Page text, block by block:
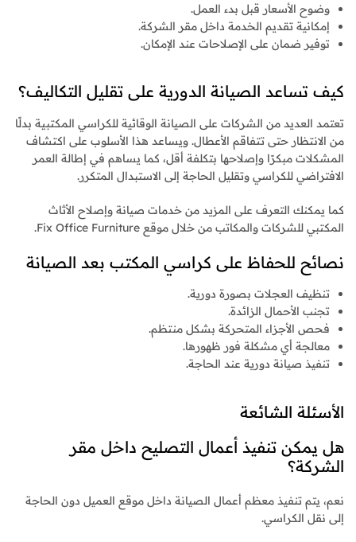
وضوح الأسعار قبل بدء العمل.
إمكانية تقديم الخدمة داخل مقر الشركة.
توفير ضمان على الإصلاحات عند الإمكان.
كيف تساعد الصيانة الدورية على تقليل التكاليف؟
تعتمد العديد من الشركات على الصيانة الوقائية للكراسي المكتبية بدلًا
من الانتظار حتى تتفاقم الأعطال. ويساعد هذا الأسلوب على اكتشاف
المشكلات مبكرًا وإصلاحها بتكلفة أقل، كما يساهم في إطالة العمر
الافتراضي للكراسي وتقليل الحاجة إلى الاستبدال المتكرر.
كما يمكنك التعرف على المزيد من خدمات صيانة وإصلاح الأثاث
المكتبي للشركات والمكاتب من خلال موقع Fix Office Furniture.
نصائح للحفاظ على كراسي المكتب بعد الصيانة
تنظيف العجلات بصورة دورية.
تجنب الأحمال الزائدة.
فحص الأجزاء المتحركة بشكل منتظم.
معالجة أي مشكلة فور ظهورها.
تنفيذ صيانة دورية عند الحاجة.
الأسئلة الشائعة
هل يمكن تنفيذ أعمال التصليح داخل مقر
الشركة؟
نعم، يتم تنفيذ معظم أعمال الصيانة داخل موقع العميل دون الحاجة
إلى نقل الكراسي.